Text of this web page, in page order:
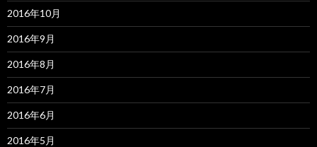
2016年10月
2016年9月
2016年8月
2016年7月
2016年6月
2016年5月